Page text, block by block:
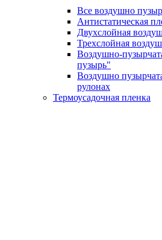
Все воздушно
Антистатическая
Двухслойная
Трехслойная
Воздушно-
пузырь"
Воздушно
рулонах
Термоусадочная пленка